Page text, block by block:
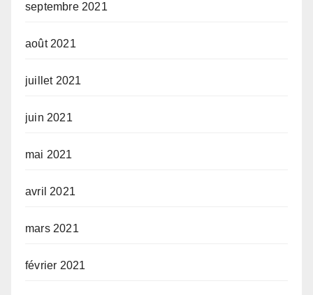
septembre 2021
août 2021
juillet 2021
juin 2021
mai 2021
avril 2021
mars 2021
février 2021